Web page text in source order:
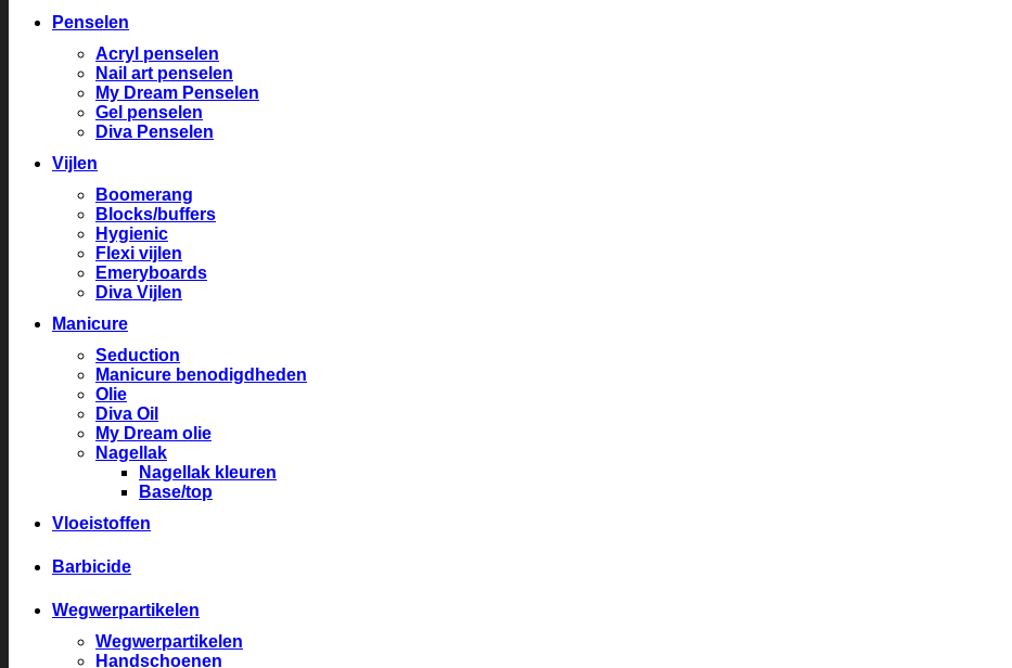
Penselen
Acryl penselen
Nail art penselen
My Dream Penselen
Gel penselen
Diva Penselen
Vijlen
Boomerang
Blocks/buffers
Hygienic
Flexi vijlen
Emeryboards
Diva Vijlen
Manicure
Seduction
Manicure benodigdheden
Olie
Diva Oil
My Dream olie
Nagellak
Nagellak kleuren
Base/top
Vloeistoffen
Barbicide
Wegwerpartikelen
Wegwerpartikelen
Handschoenen